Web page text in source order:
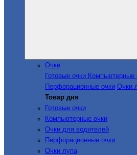
Очки
Готовые очки Компьютерные
Перфорационные очки Очки
Товар дня
Готовые очки
Компьютерные очки
Очки для водителей
Перфорационные очки
Очки лупа